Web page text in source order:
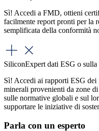
Sì! Accedi a FMD, ottieni
facilmente report pronti per la
semplificata della conformità
SiliconExpert dati ESG o sulla
Sì! Accedi ai rapporti ESG
minerali provenienti da zone
sulle normative globali e sul
supportare le iniziative di
Parla con un esperto